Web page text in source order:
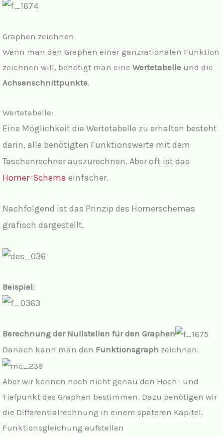
V
e
o
Graphen zeichnen
Wenn man den Graphen einer ganzrationalen Funktion
zeichnen will, benötigt man eine Wertetabelle und die
Achsenschnittpunkte.
Wertetabelle:
Eine Möglichkeit die Wertetabelle zu erhalten besteht
darin, alle benötigten Funktionswerte mit dem
Taschenrechner auszurechnen. Aber oft ist das
Horner-Schema einfacher.
Nachfolgend ist das Prinzip des Hornerschemas
grafisch dargestellt.
Beispiel:
Berechnung der Nullstellen für den Graphen
Danach kann man den Funktionsgraph zeichnen.
Aber wir können noch nicht genau den Hoch- und
Tiefpunkt des Graphen bestimmen. Dazu benötigen wir
die Differentialrechnung in einem späteren Kapitel.
Funktionsgleichung aufstellen